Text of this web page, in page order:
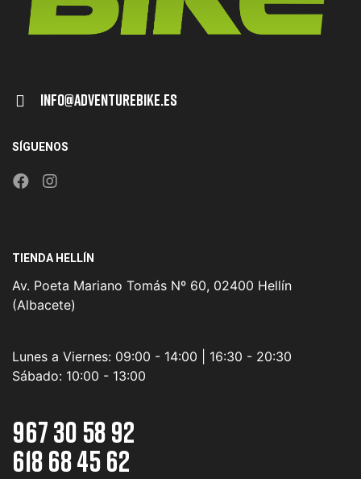
Info@adventurebike.es
SÍGUENOS
TIENDA HELLÍN
Av. Poeta Mariano Tomás Nº 60, 02400 Hellín
(Albacete)
Lunes a Viernes: 09:00 - 14:00 | 16:30 - 20:30
Sábado: 10:00 - 13:00
967 30 58 92
618 68 45 62